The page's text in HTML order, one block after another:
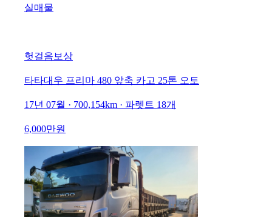
실매물
헛걸음보상
타타대우 프리마 480 앞축 카고 25톤 오토
17년 07월 · 700,154km · 파렛트 18개
6,000만원